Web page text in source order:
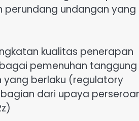
perundang undangan yang
kualitas penerapan
pemenuhan tanggung
berlaku (regulatory
dari upaya